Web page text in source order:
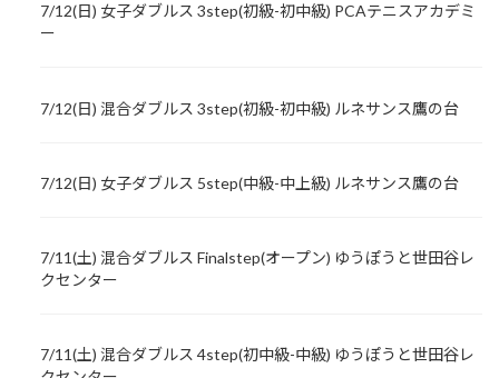
7/12(日) 女子ダブルス 3step(初級-初中級) PCAテニスアカデミ
ー
7/12(日) 混合ダブルス 3step(初級-初中級) ルネサンス鷹の台
7/12(日) 女子ダブルス 5step(中級-中上級) ルネサンス鷹の台
7/11(土) 混合ダブルス Finalstep(オープン) ゆうぽうと世田谷レ
クセンター
7/11(土) 混合ダブルス 4step(初中級-中級) ゆうぽうと世田谷レ